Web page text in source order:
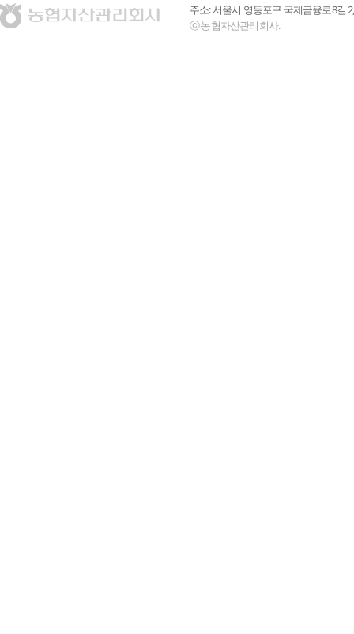
주소: 서울시 영등포구 국제금융로8길
ⓒ 농협자산관리회사.